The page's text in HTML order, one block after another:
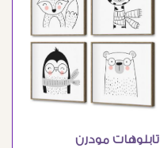
تابلوهات مودرن